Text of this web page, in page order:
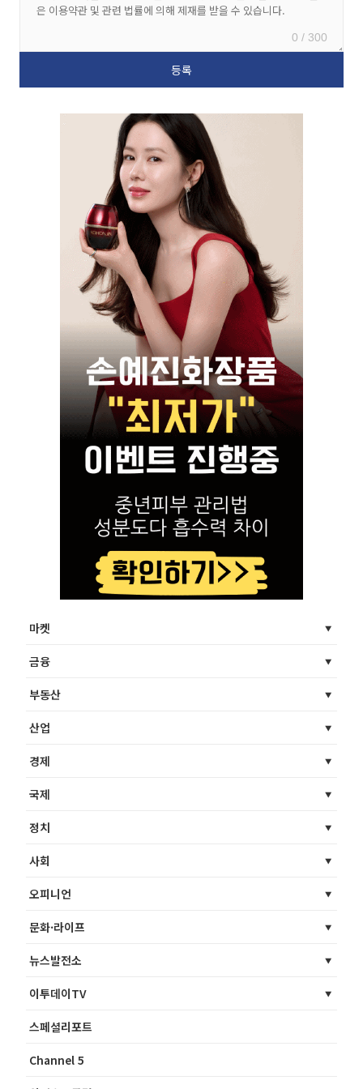
0 / 300
마켓
금융
부동산
산업
경제
국제
정치
사회
오피니언
문화·라이프
뉴스발전소
이투데이TV
스페셜리포트
Channel 5